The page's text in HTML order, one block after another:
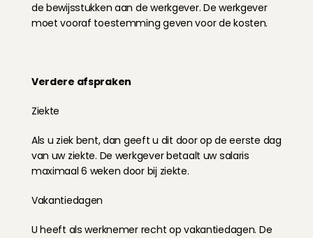
de bewijsstukken aan de werkgever. De werkgever
moet vooraf toestemming geven voor de kosten.
Verdere afspraken
Ziekte
Als u ziek bent, dan geeft u dit door op de eerste dag
van uw ziekte. De werkgever betaalt uw salaris
maximaal 6 weken door bij ziekte.
Vakantiedagen
U heeft als werknemer recht op vakantiedagen. De